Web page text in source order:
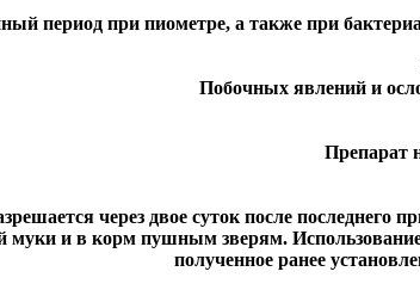
период при пиометре, а также при
Побочных явлений и
Препарат
через двое суток после
муки и в корм пушным зверям.
полученное ранее